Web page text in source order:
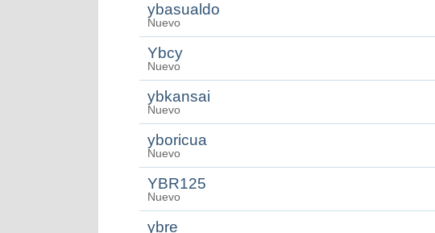
ybasualdo
Nuevo
Ybcy
Nuevo
ybkansai
Nuevo
yboricua
Nuevo
YBR125
Nuevo
ybre